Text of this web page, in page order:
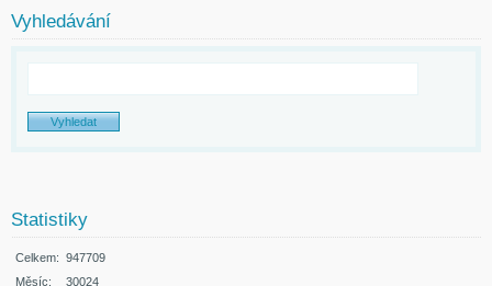
Vyhledávání
Statistiky
Celkem: 947709
Měsíc:
30024